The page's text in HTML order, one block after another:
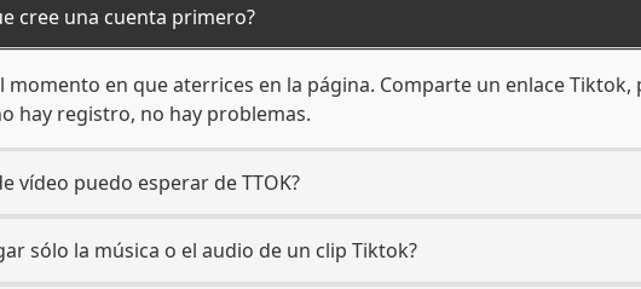
cree una cuenta primero?
momento en que aterrices en la página. Comparte un enlace
hay registro, no hay problemas.
vídeo puedo esperar de TTOK?
sólo la música o el audio de un clip Tiktok?